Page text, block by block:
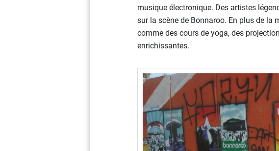
musique électronique. Des artistes
sur la scène de Bonnaroo. En plus de la
comme des cours de yoga, des
enrichissantes.